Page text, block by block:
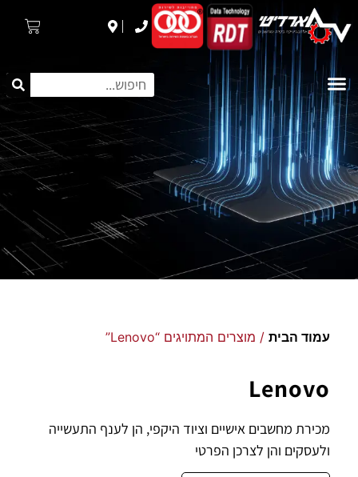
עמוד הבית / מוצרים המתויגים “Lenovo”
Lenovo
מכירת מחשבים אישיים וציוד היקפי, הן לענף התעשייה
ולעסקים והן לצרכן הפרטי